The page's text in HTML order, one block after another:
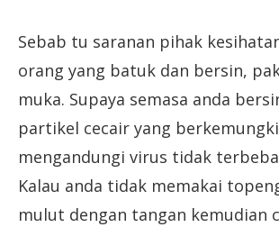
Sebab tu saranan pihak
orang yang batuk dan bersin,
muka. Supaya semasa anda
partikel cecair yang
mengandungi virus tidak
Kalau anda tidak memakai
mulut dengan tangan kemudian